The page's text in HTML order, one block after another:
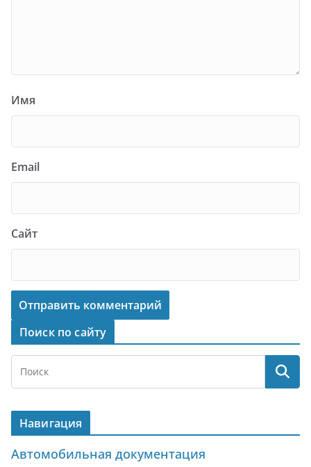
Имя
Email
Сайт
Поиск по сайту
Навигация
Автомобильная документация